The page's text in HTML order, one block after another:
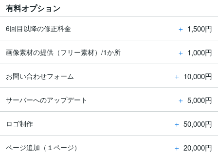
有料オプション
6回目以降の修正料金 ＋ 1,500円
画像素材の提供（フリー素材）/1か所 ＋ 1,000円
お問い合わせフォーム ＋ 10,000円
サーバーへのアップデート ＋ 5,000円
ロゴ制作 ＋ 50,000円
ページ追加（１ページ） ＋ 20,000円